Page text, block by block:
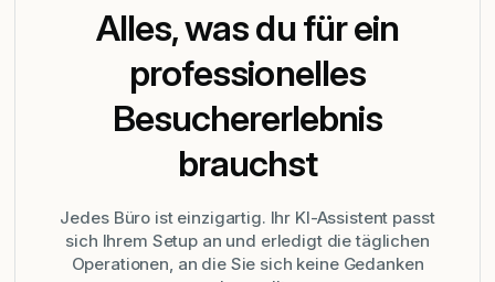
Alles, was du für ein
professionelles
Besuchererlebnis
brauchst
Jedes Büro ist einzigartig. Ihr KI-Assistent passt
sich Ihrem Setup an und erledigt die täglichen
Operationen, an die Sie sich keine Gedanken